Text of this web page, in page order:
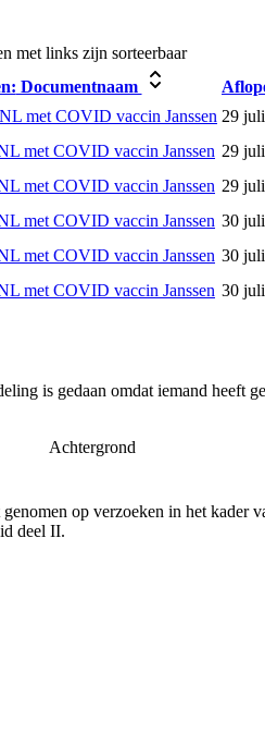
met links zijn sorteerbaar
Documentnaam
met COVID vaccin Janssen 29
met COVID vaccin Janssen 29
met COVID vaccin Janssen 29
met COVID vaccin Janssen 30
met COVID vaccin Janssen 30
met COVID vaccin Janssen 30
is gedaan omdat iemand heeft
Achtergrond
op verzoeken in het kader
deel II.